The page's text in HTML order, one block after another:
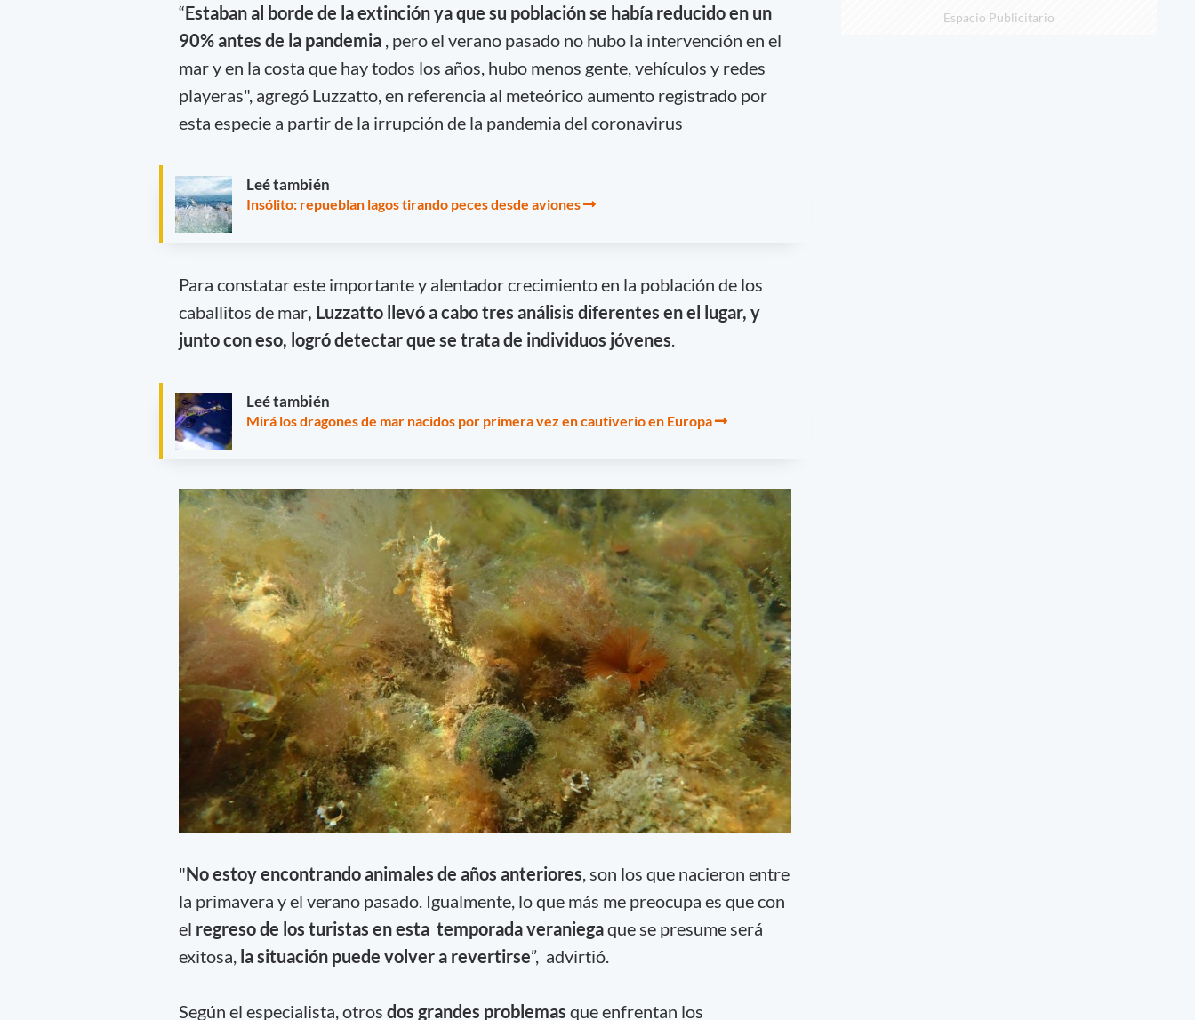
“Estaban al borde de la extinción ya que su población se había reducido en un
90% antes de la pandemia, pero el verano pasado no hubo la intervención en el
mar y en la costa que hay todos los años, hubo menos gente, vehículos y redes
playeras", agregó Luzzatto, en referencia al meteórico aumento registrado por
esta especie a partir de la irrupción de la pandemia del coronavirus
Leé también
Insólito: repueblan lagos tirando peces desde aviones
Para constatar este importante y alentador crecimiento en la población de los
caballitos de mar, Luzzatto llevó a cabo tres análisis diferentes en el lugar, y
junto con eso, logró detectar que se trata de individuos jóvenes.
Leé también
Mirá los dragones de mar nacidos por primera vez en cautiverio en Europa
"No estoy encontrando animales de años anteriores , son los que nacieron entre
la primavera y el verano pasado. Igualmente, lo que más me preocupa es que con
el regreso de los turistas en esta temporada veraniegaque se presume será
exitosa, la situación puede volver a revertirse”, advirtió.
Según el especialista, otros dos grandes problemas que enfrentan los
Espacio Publicitario